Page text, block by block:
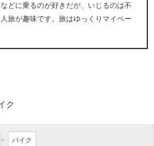
どに乗るのが好きだが、いじるのは不
旅が趣味です。旅はゆっくりマイペー
ク
> バイク